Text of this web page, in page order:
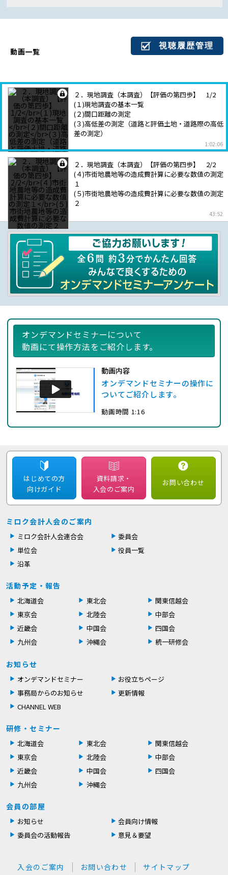
視聴履歴管理
動画一覧
２．現地調査（本調査）【評価の第四歩】 1/2
(１)現地調査の基本一覧
(２)間口距離の測定
(３)高低差の測定（道路と評価土地・道路際の高低
差の測定）
1:02:06
２．現地調査（本調査）【評価の第四歩】 2/2
(４)市街地農地等の造成費計算に必要な数値の測定
１
(５)市街地農地等の造成費計算に必要な数値の測定
２
43:52
オンデマンドセミナーについて
動画にて操作方法をご紹介します。
動画内容
オンデマンドセミナーの操作に
ついてご紹介します。
動画時間 1:16
はじめての方
向けガイド
資料請求・
入会のご案内
お問い合わせ
ミロク会計人会のご案内
ミロク会計人会連合会
委員会
単位会
役員一覧
沿革
活動予定・報告
北海道会 東北会
関東信越会
東京会
北陸会
中部会
近畿会
中国会
四国会
九州会
沖縄会 統一研修会
お知らせ
オンデマンドセミナー
お役立ちページ
事務局からのお知らせ
更新情報
CHANNEL WEB
研修・セミナー
北海道会 東北会
関東信越会
東京会
北陸会
中部会
近畿会
中国会
四国会
九州会
沖縄会
会員の部屋
お知らせ
会員向け情報
委員会の活動報告
意見＆要望
入会のご案内 お問い合わせ サイトマップ